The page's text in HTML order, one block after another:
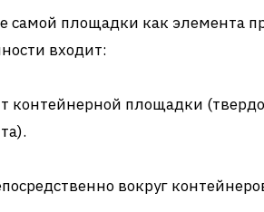
самой площадки как элемента
входит:
контейнерной площадки
вокруг